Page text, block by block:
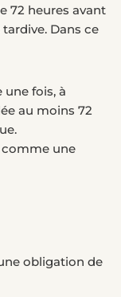
72 heures avant
Dans ce
fois, à
au moins 72
comme une
obligation de